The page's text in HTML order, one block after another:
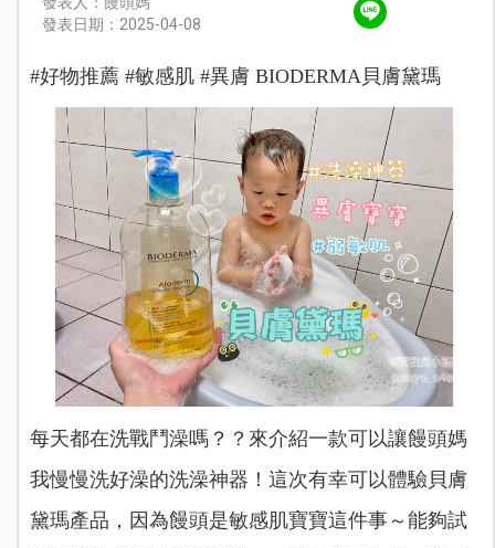
發表日期：2025-04-08
#好物推薦 #敏感肌 #異膚 BIODERMA貝膚黛瑪
每天都在洗戰鬥澡嗎？？來介紹一款可以讓饅頭媽
我慢慢洗好澡的洗澡神器！這次有幸可以體驗貝膚
黛瑪產品，因為饅頭是敏感肌寶寶這件事～能夠試